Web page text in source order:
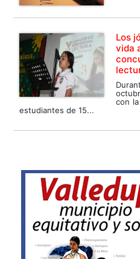
Los
vida
con
estudiantes de 15...